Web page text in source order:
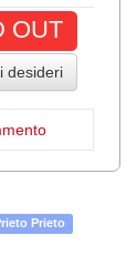
OUT
desideri
Prieto